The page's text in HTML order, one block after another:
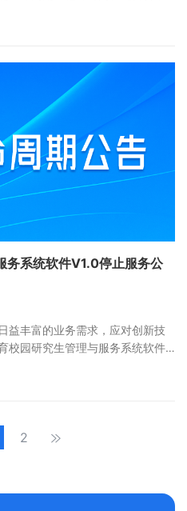
务系统软件V1.0停止服务公
益丰富的业务需求，应对创新技
校园研究生管理与服务系统软件
息在此公告，希望能够为您开展
2